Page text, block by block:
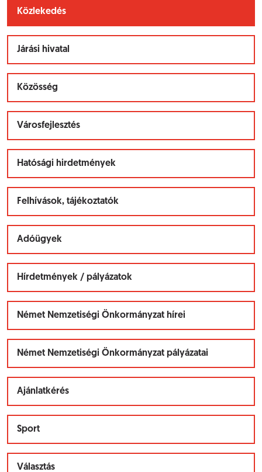
Közlekedés
Járási hivatal
Közösség
Városfejlesztés
Hatósági hirdetmények
Felhívások, tájékoztatók
Adóügyek
Hírdetmények / pályázatok
Német Nemzetiségi Önkormányzat hírei
Német Nemzetiségi Önkormányzat pályázatai
Ajánlatkérés
Sport
Választás